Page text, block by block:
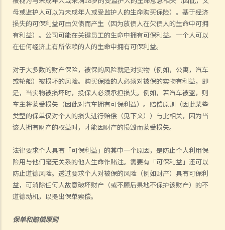
母或监护人可以为未成年人或受监护人的生命购买保险）。基于经济
损失的可保利益可由欠债而产生（因为放债人在欠债人的生命中可拥
有利益）。公司可能在关键员工的生命中拥有可保利益。一个人可以
在任何经济上有所依赖的人的生命中拥有可保利益。
对于大多数的财产保险，被保的风险就是对实物（例如，公寓，汽车
或轮船）被损坏的风险。购买保险的人必须对被保的实物有利益，即
是，当实物被损坏时，投保人必须承担损失。例如，若汽车被盗，则
车主将蒙受损失（因此对汽车拥有可保利益）。赔偿原则（因此某些
类型的保单仅对个人的损失进行赔偿（见下文））与此相关，因为当
该人拥有财产的权益时，才能因财产的损毁而蒙受损失。
法律要求个人具有「可保利益」的其中一个原因，是防止个人利用保
险用与他们毫无关系的他人生命作赌注。需要有「可保利益」还可以
防止道德风险。透过要求个人对被保的风险（例如财产）具有可保利
益，可消除任何人故意破坏财产（或不顾后果地不保护该财产）的不
道德动机，以提出保单索偿。
保单和赔偿原则